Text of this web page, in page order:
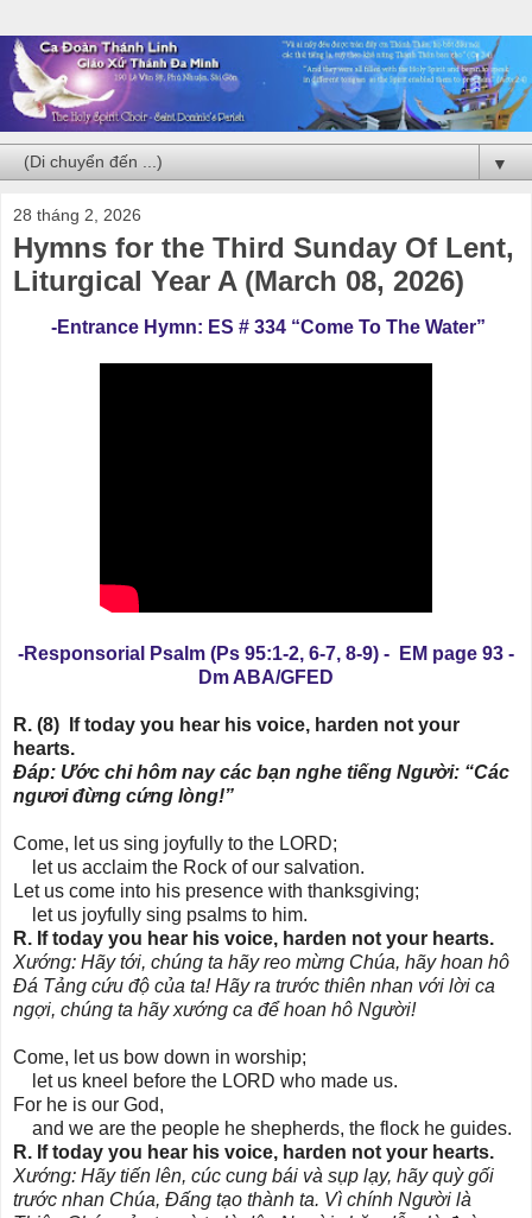
▼
28 tháng 2, 2026
Hymns for the Third Sunday Of Lent,
Liturgical Year A (March 08, 2026)
-Entrance Hymn: ES # 334 “Come To The Water”
-Responsorial Psalm (Ps 95:1-2, 6-7, 8-9) - EM page 93 -
Dm ABA/GFED
R. (8) If today you hear his voice, harden not your
hearts.
Ðáp: Ước chi hôm nay các bạn nghe tiếng Người: “Các
ngươi đừng cứng lòng!”
Come, let us sing joyfully to the LORD;
let us acclaim the Rock of our salvation.
Let us come into his presence with thanksgiving;
let us joyfully sing psalms to him.
R. If today you hear his voice, harden not your hearts.
Xướng: Hãy tới, chúng ta hãy reo mừng Chúa, hãy hoan hô
Ðá Tảng cứu độ của ta! Hãy ra trước thiên nhan với lời ca
ngợi, chúng ta hãy xướng ca để hoan hô Người!
Come, let us bow down in worship;
let us kneel before the LORD who made us.
For he is our God,
and we are the people he shepherds, the flock he guides.
R. If today you hear his voice, harden not your hearts.
Xướng: Hãy tiến lên, cúc cung bái và sụp lạy, hãy quỳ gối
trước nhan Chúa, Ðấng tạo thành ta. Vì chính Người là